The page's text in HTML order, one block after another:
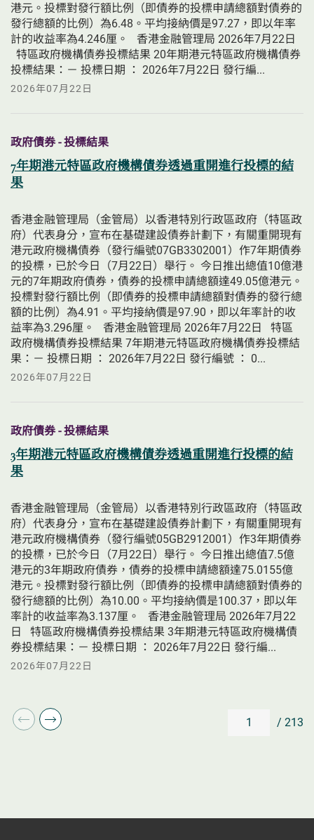
港元。投標對發行額比例（即債券的投標申請總額對債券的
發行總額的比例）為6.48。平均接納價是97.27，即以年率
計的收益率為4.246厘。   香港金融管理局 2026年7月22日
特區政府機構債券投標結果 20年期港元特區政府機構債券
投標結果：－ 投標日期 ： 2026年7月22日 發行編...
2026年07月22日
政府債券 - 投標結果
7年期港元特區政府機構債券透過重開進行投標的結
果
香港金融管理局（金管局）以香港特別行政區政府（特區政
府）代表身分，宣布在基礎建設債券計劃下，有關重開現有
港元政府機構債券（發行編號07GB3302001）作7年期債券
的投標，已於今日（7月22日）舉行。 今日推出總值10億港
元的7年期政府債券，債券的投標申請總額達49.05億港元。
投標對發行額比例（即債券的投標申請總額對債券的發行總
額的比例）為4.91。平均接納價是97.90，即以年率計的收
益率為3.296厘。   香港金融管理局 2026年7月22日   特區
政府機構債券投標結果 7年期港元特區政府機構債券投標結
果：－ 投標日期 ： 2026年7月22日 發行編號 ： 0...
2026年07月22日
政府債券 - 投標結果
3年期港元特區政府機構債券透過重開進行投標的結
果
香港金融管理局（金管局）以香港特別行政區政府（特區政
府）代表身分，宣布在基礎建設債券計劃下，有關重開現有
港元政府機構債券（發行編號05GB2912001）作3年期債券
的投標，已於今日（7月22日）舉行。 今日推出總值7.5億
港元的3年期政府債券，債券的投標申請總額達75.0155億
港元。投標對發行額比例（即債券的投標申請總額對債券的
發行總額的比例）為10.00。平均接納價是100.37，即以年
率計的收益率為3.137厘。   香港金融管理局 2026年7月22
日   特區政府機構債券投標結果 3年期港元特區政府機構債
券投標結果：－ 投標日期 ： 2026年7月22日 發行編...
2026年07月22日
上
下
/ 213